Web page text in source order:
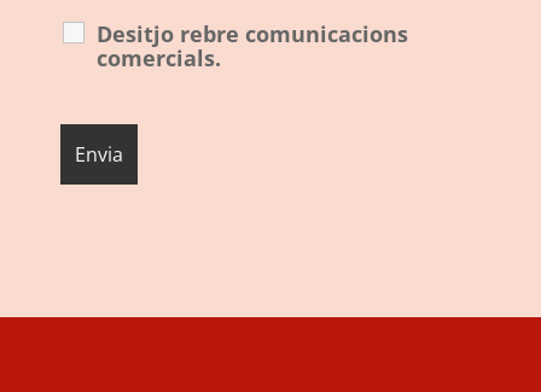
Desitjo rebre comunicacions
comercials.